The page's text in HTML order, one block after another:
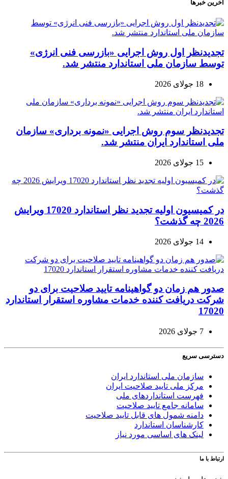
آخرین خبرها
تجدیدنظر اول روش اجرایی «بازرسی فنی انرژی»
توسط سازمان ملی استاندارد منتشر شد.
18 جولای 2026
تجدیدنظر سوم روش اجرایی «نمونه برداری» سازمان
ملی استاندارد ایران منتشر شد.
15 جولای 2026
در کمیسیون اولیه تجدید نظر استاندارد 17020 ویرایش
2026 چه گذشت؟
14 جولای 2026
صدور هم زمان دو گواهینامه تایید صلاحیت برای دو
شرکت دریافت کننده خدمات مشاوره استقرار استاندارد
17020
7 جولای 2026
دسترسی سریع
سازمان ملی استاندارد ایران
مرکز ملی تایید صلاحیت ایران
فهرست استانداردهای ملی
سامانه جامع تایید صلاحیت
دامنه شمول های قابل تایید صلاحیت
کارشناسان استاندارد
لینک های اساسی مورد نیاز
ارتباط با ما